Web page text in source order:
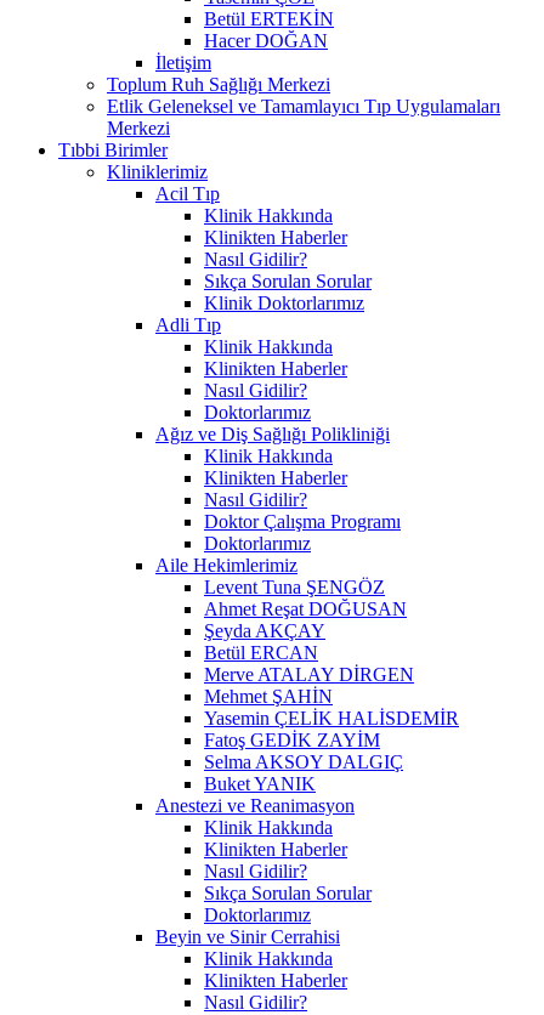
Betül ERTEKİN
Hacer DOĞAN
İletişim
Toplum Ruh Sağlığı Merkezi
Etlik Geleneksel ve Tamamlayıcı Tıp Uygulamaları
Merkezi
Tıbbi Birimler
Kliniklerimiz
Acil Tıp
Klinik Hakkında
Klinikten Haberler
Nasıl Gidilir?
Sıkça Sorulan Sorular
Klinik Doktorlarımız
Adli Tıp
Klinik Hakkında
Klinikten Haberler
Nasıl Gidilir?
Doktorlarımız
Ağız ve Diş Sağlığı Polikliniği
Klinik Hakkında
Klinikten Haberler
Nasıl Gidilir?
Doktor Çalışma Programı
Doktorlarımız
Aile Hekimlerimiz
Levent Tuna ŞENGÖZ
Ahmet Reşat DOĞUSAN
Şeyda AKÇAY
Betül ERCAN
Merve ATALAY DİRGEN
Mehmet ŞAHİN
Yasemin ÇELİK HALİSDEMİR
Fatoş GEDİK ZAYİM
Selma AKSOY DALGIÇ
Buket YANIK
Anestezi ve Reanimasyon
Klinik Hakkında
Klinikten Haberler
Nasıl Gidilir?
Sıkça Sorulan Sorular
Doktorlarımız
Beyin ve Sinir Cerrahisi
Klinik Hakkında
Klinikten Haberler
Nasıl Gidilir?